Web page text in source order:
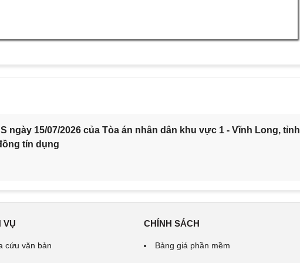
ngày 15/07/2026 của Tòa án nhân dân khu vực 1 - Vĩnh Long, tỉnh
tín dụng
VỤ
cứu văn bản
CHÍNH SÁCH
Bảng giá phần mềm